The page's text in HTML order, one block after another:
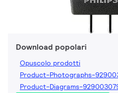
Download popolari
Opuscolo prodotti
Product-Photographs-
Product-Diagrams-